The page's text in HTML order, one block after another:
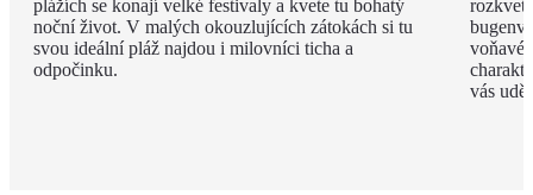
plážích se konají velké festivaly a kvete tu bohatý
noční život. V malých okouzlujících zátokách si tu
svou ideální pláž najdou i milovníci ticha a
odpočinku.
voňavé
vás